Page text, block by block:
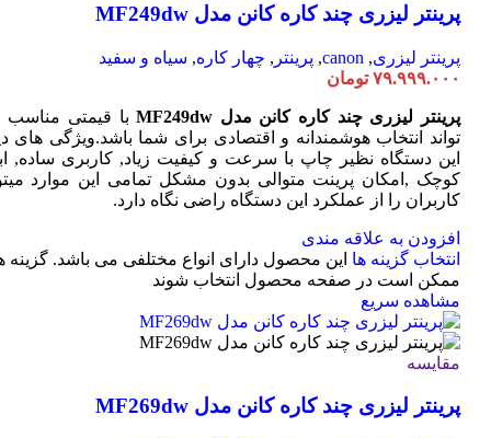
پرینتر لیزری چند کاره کانن مدل MF249dw
پرینتر لیزری,
canon
, پرینتر , چهار کاره, سیاه و سفید
۷۹.۹۹۹.۰۰۰ تومان
پرینتر لیزری چند کاره کانن مدل MF249dw
با قیمتی
تواند انتخاب هوشمندانه و اقتصادی برای شما باشد.ویژگی های
این دستگاه نظیر چاپ با سرعت و کیفیت زیاد, کاربری ساده,
کوچک ,امکان پرینت متوالی بدون مشکل تمامی این موارد
کاربران را از عملکرد این دستگاه راضی نگاه دارد.
افزودن به علاقه مندی
انتخاب گزینه ها این محصول دارای انواع مختلفی می باشد. گزینه
ممکن است در صفحه محصول انتخاب شوند
مشاهده سریع
مقایسه
پرینتر لیزری چند کاره کانن مدل MF269dw